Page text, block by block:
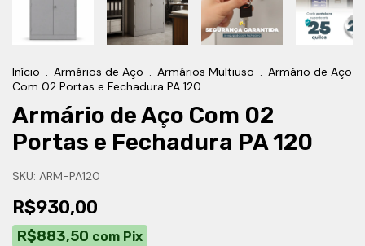
Início . Armários de Aço . Armários Multiuso . Armário de Aço
Com 02 Portas e Fechadura PA 120
Armário de Aço Com 02
Portas e Fechadura PA 120
SKU: ARM-PA120
R$930,00
R$883,50 com Pix